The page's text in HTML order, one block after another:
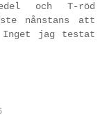
och T-röd
nånstans att
Inget jag testat